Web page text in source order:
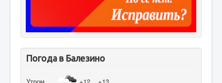
Погода в Балезино
Утром +12... +13